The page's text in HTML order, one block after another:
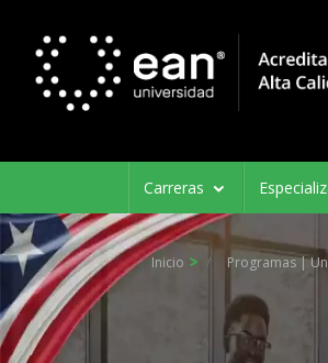
Navegación
principal
Carreras
Inicio Programas |